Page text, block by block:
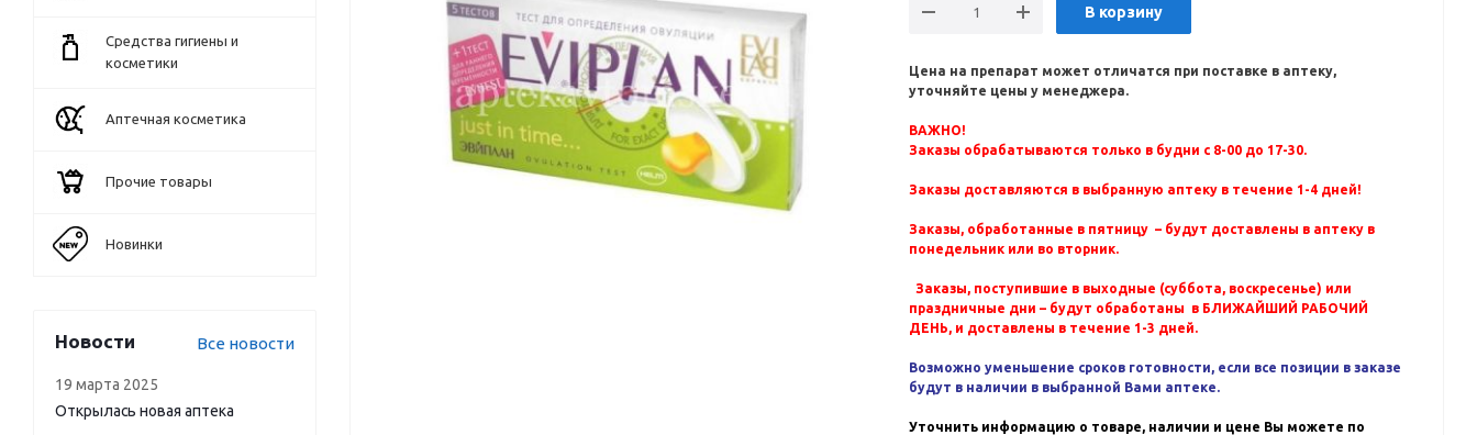
В корзину
Цена на препарат может отличатся при поставке в аптеку,
уточняйте цены у менеджера.
ВАЖНО!
Заказы обрабатываются только в будни с 8-00 до 17-30.
Заказы доставляются в выбранную аптеку в течение 1-4 дней!
Заказы, обработанные в пятницу – будут доставлены в аптеку в
понедельник или во вторник.
Заказы, поступившие в выходные (суббота, воскресенье) или
праздничные дни – будут обработаны в БЛИЖАЙШИЙ РАБОЧИЙ
ДЕНЬ, и доставлены в течение 1-3 дней.
Возможно уменьшение сроков готовности, если все позиции в заказе
будут в наличии в выбранной Вами аптеке.
Уточнить информацию о товаре, наличии и цене Вы можете по
Средства гигиены и
косметики
Аптечная косметика
Прочие товары
Новинки
Новости Все новости
19 марта 2025
Открылась новая аптека